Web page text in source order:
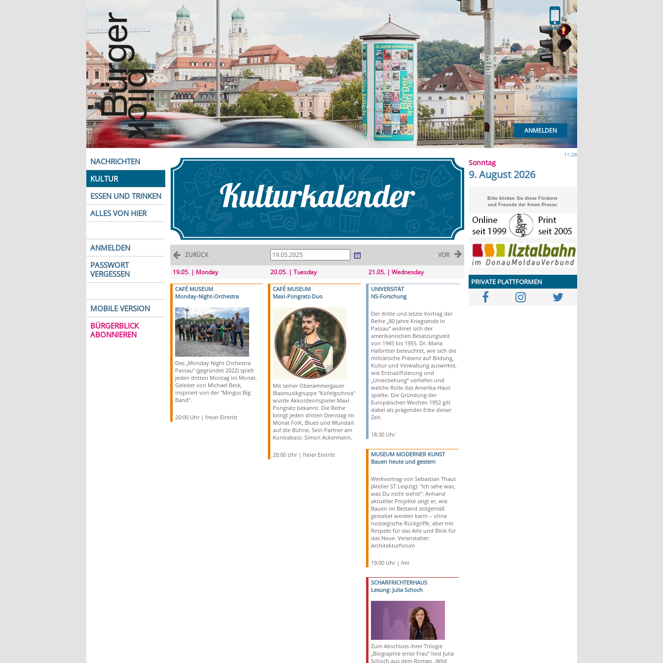
ANMELDEN
NACHRICHTEN
KULTUR
ESSEN UND TRINKEN
ALLES VON HIER
ANMELDEN
PASSWORT
VERGESSEN
MOBILE VERSION
BÜRGERBLICK
ABONNIEREN
ZURÜCK VOR
19.05. | Monday
CAFÉ MUSEUM
Monday-Night-Orchestra
Das „Monday Night Orchestra
Passau“ (gegründet 2022) spielt
jeden dritten Montag im Monat.
Geleitet von Michael Beck,
inspiriert von der "Mingus Big
Band".
20:00 Uhr | freier Eintritt
20.05. | Tuesday
CAFÉ MUSEUM
Maxi-Pongratz-Duo
Mit seiner Oberammergauer
Blasmusikgruppe "Kofelgschroa"
wurde Akkordeonspieler Maxi
Pongratz bekannt. Die Reihe
bringt jeden dritten Dienstag im
Monat Folk, Blues und Mundart
auf die Bühne. Sein Partner am
Kontrabass: Simon Ackermann.
20:00 Uhr | freier Eintritt
21.05. | Wednesday
UNIVERSITÄT
NS-Forschung
Der dritte und letzte Vortrag der
Reihe „80 Jahre Kriegsende in
Passau“ widmet sich der
amerikanischen Besatzungszeit
von 1945 bis 1955. Dr. Maria
Halbritter beleuchtet, wie sich die
militärische Präsenz auf Bildung,
Kultur und Verwaltung auswirkte,
wie Entnazifizierung und
„Umerziehung“ verliefen und
welche Rolle das Amerika-Haus
spielte. Die Gründung der
Europäischen Wochen 1952 gilt
dabei als prägendes Erbe dieser
Zeit.
18:30 Uhr
MUSEUM MODERNER KUNST
Bauen heute und gestern
Werkvortrag von Sebastian Thaut
(Atelier ST Leipzig): "Ich sehe was,
was Du nicht siehst": Anhand
aktueller Projekte zeigt er, wie
Bauen im Bestand zeitgemäß
gestaltet werden kann – ohne
nostalgische Rückgriffe, aber mit
Respekt für das Alte und Blick für
das Neue. Veranstalter:
Architekturforum
19:00 Uhr | frei
SCHARFRICHTERHAUS
Lesung: Julia Schoch
Zum Abschluss ihrer Trilogie
„Biographie einer Frau“ liest Julia
Schoch aus dem Roman „Wild
11:28
Sonntag
9. August 2026
Bitte klicken Sie diese Förderer
und Freunde der freien Presse:
PRIVATE PLATTFORMEN